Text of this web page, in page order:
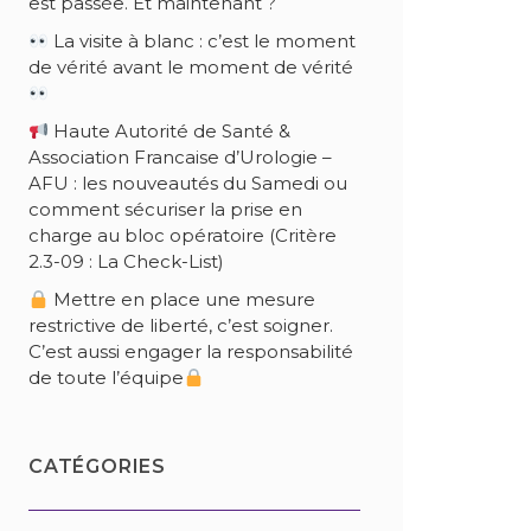
La visite à blanc : c’est le moment
de vérité avant le moment de vérité
Haute Autorité de Santé &
Association Francaise d’Urologie –
AFU : les nouveautés du Samedi ou
comment sécuriser la prise en
charge au bloc opératoire (Critère
2.3-09 : La Check-List)
Mettre en place une mesure
restrictive de liberté, c’est soigner.
C’est aussi engager la responsabilité
de toute l’équipe
CATÉGORIES